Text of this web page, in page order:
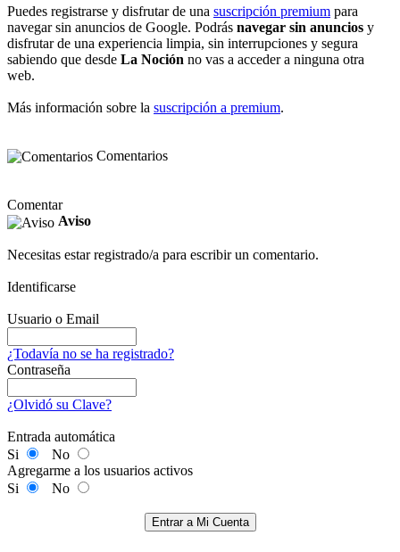
Puedes registrarse y disfrutar de una suscripción premium para
navegar sin anuncios de Google. Podrás navegar sin anuncios y
disfrutar de una experiencia limpia, sin interrupciones y segura
sabiendo que desde La Noción no vas a acceder a ninguna otra
web.
Más información sobre la suscripción a premium.
Comentarios
Comentar
Aviso
Necesitas estar registrado/a para escribir un comentario.
Identificarse
Usuario o Email
¿Todavía no se ha registrado?
Contraseña
¿Olvidó su Clave?
Entrada automática
Si
No
Agregarme a los usuarios activos
Si
No
Entrar a Mi Cuenta